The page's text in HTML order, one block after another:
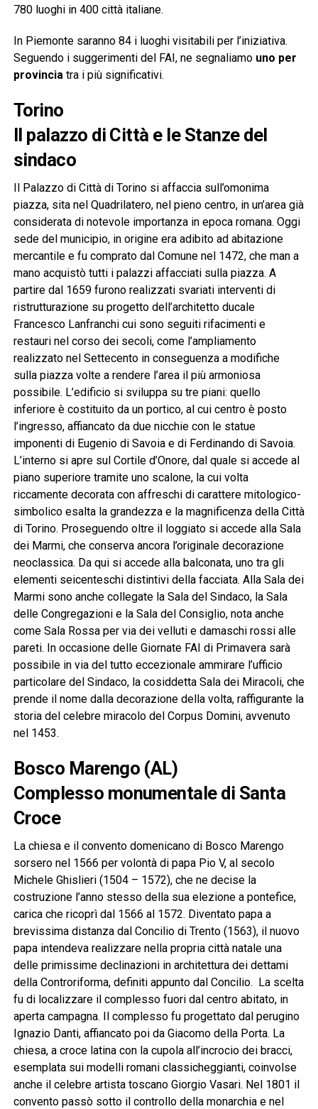
780 luoghi in 400 città italiane.
In Piemonte saranno 84 i luoghi visitabili per l’iniziativa.
Seguendo i suggerimenti del FAI, ne segnaliamo uno per
provincia tra i più significativi.
Torino
Il palazzo di Città e le Stanze del
sindaco
Il Palazzo di Città di Torino si affaccia sull’omonima
piazza, sita nel Quadrilatero, nel pieno centro, in un’area già
considerata di notevole importanza in epoca romana. Oggi
sede del municipio, in origine era adibito ad abitazione
mercantile e fu comprato dal Comune nel 1472, che man a
mano acquistò tutti i palazzi affacciati sulla piazza. A
partire dal 1659 furono realizzati svariati interventi di
ristrutturazione su progetto dell’architetto ducale
Francesco Lanfranchi cui sono seguiti rifacimenti e
restauri nel corso dei secoli, come l’ampliamento
realizzato nel Settecento in conseguenza a modifiche
sulla piazza volte a rendere l’area il più armoniosa
possibile. L’edificio si sviluppa su tre piani: quello
inferiore è costituito da un portico, al cui centro è posto
l’ingresso, affiancato da due nicchie con le statue
imponenti di Eugenio di Savoia e di Ferdinando di Savoia.
L’interno si apre sul Cortile d’Onore, dal quale si accede al
piano superiore tramite uno scalone, la cui volta
riccamente decorata con affreschi di carattere mitologico-
simbolico esalta la grandezza e la magnificenza della Città
di Torino. Proseguendo oltre il loggiato si accede alla Sala
dei Marmi, che conserva ancora l’originale decorazione
neoclassica. Da qui si accede alla balconata, uno tra gli
elementi seicenteschi distintivi della facciata. Alla Sala dei
Marmi sono anche collegate la Sala del Sindaco, la Sala
delle Congregazioni e la Sala del Consiglio, nota anche
come Sala Rossa per via dei velluti e damaschi rossi alle
pareti. In occasione delle Giornate FAI di Primavera sarà
possibile in via del tutto eccezionale ammirare l’ufficio
particolare del Sindaco, la cosiddetta Sala dei Miracoli, che
prende il nome dalla decorazione della volta, raffigurante la
storia del celebre miracolo del Corpus Domini, avvenuto
nel 1453.
Bosco Marengo (AL)
Complesso monumentale di Santa
Croce
La chiesa e il convento domenicano di Bosco Marengo
sorsero nel 1566 per volontà di papa Pio V, al secolo
Michele Ghislieri (1504 – 1572), che ne decise la
costruzione l’anno stesso della sua elezione a pontefice,
carica che ricoprì dal 1566 al 1572. Diventato papa a
brevissima distanza dal Concilio di Trento (1563), il nuovo
papa intendeva realizzare nella propria città natale una
delle primissime declinazioni in architettura dei dettami
della Controriforma, definiti appunto dal Concilio. La scelta
fu di localizzare il complesso fuori dal centro abitato, in
aperta campagna. Il complesso fu progettato dal perugino
Ignazio Danti, affiancato poi da Giacomo della Porta. La
chiesa, a croce latina con la cupola all’incrocio dei bracci,
esemplata sui modelli romani classicheggianti, coinvolse
anche il celebre artista toscano Giorgio Vasari. Nel 1801 il
convento passò sotto il controllo della monarchia e nel